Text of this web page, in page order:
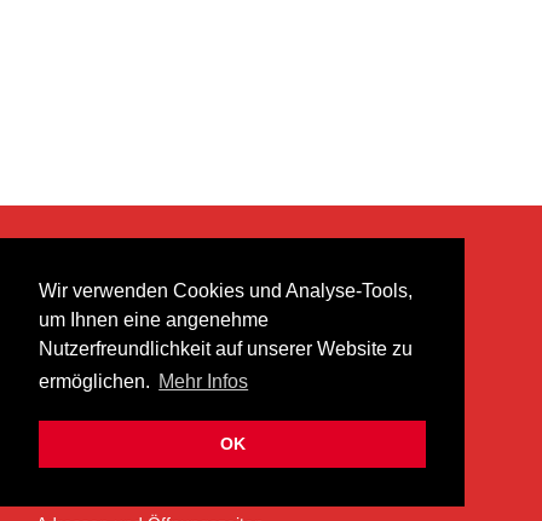
Wir verwenden Cookies und Analyse-Tools,
um Ihnen eine angenehme
Nutzerfreundlichkeit auf unserer Website zu
ermöglichen. Mehr Infos
OK
heer musik ag
Lättenstrasse 35
8952 Schlieren
info@heermusic.com
ÜBER UNS